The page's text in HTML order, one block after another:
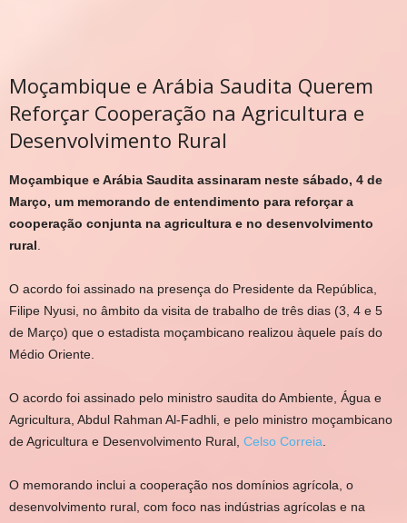
Moçambique e Arábia Saudita Querem
Reforçar Cooperação na Agricultura e
Desenvolvimento Rural
Moçambique e Arábia Saudita assinaram neste sábado, 4 de
Março, um memorando de entendimento para reforçar a
cooperação conjunta na agricultura e no desenvolvimento
rural
O acordo foi assinado na presença do Presidente da República,
Filipe Nyusi, no âmbito da visita de trabalho de três dias (3, 4 e 5
de Março) que o estadista moçambicano realizou àquele país do
Médio Oriente.
O acordo foi assinado pelo ministro saudita do Ambiente, Água e
Agricultura, Abdul Rahman Al-Fadhli, e pelo ministro moçambicano
de Agricultura e Desenvolvimento Rural, Celso Correia
O memorando inclui a cooperação nos domínios agrícola, o
desenvolvimento rural, com foco nas indústrias agrícolas e na